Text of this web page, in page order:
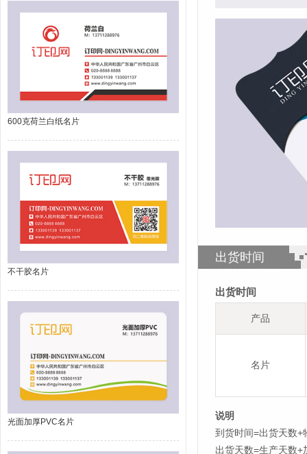
600克荷兰白纸名片
不干胶名片
光面加厚PVC名片
出货时间
出货时间
产品
名片
说明
到货时间=出货天数+
出货天数=生产天数